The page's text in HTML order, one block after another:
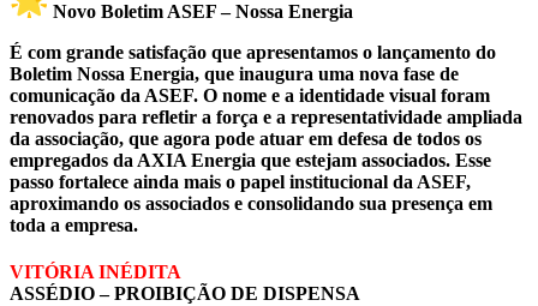
Novo Boletim ASEF – Nossa Energia
É com grande satisfação que apresentamos o lançamento do
Boletim Nossa Energia, que inaugura uma nova fase de
comunicação da ASEF. O nome e a identidade visual foram
renovados para refletir a força e a representatividade ampliada
da associação, que agora pode atuar em defesa de todos os
empregados da AXIA Energia que estejam associados. Esse
passo fortalece ainda mais o papel institucional da ASEF,
aproximando os associados e consolidando sua presença em
toda a empresa.
VITÓRIA INÉDITA
ASSÉDIO – PROIBIÇÃO DE DISPENSA